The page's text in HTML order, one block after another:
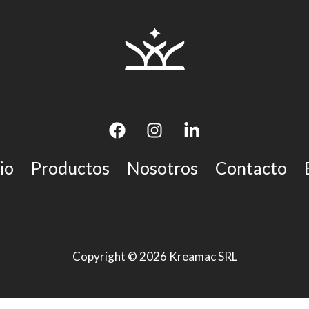
Productos Nosotros Contacto
Copyright © 2026 Kreamac SRL